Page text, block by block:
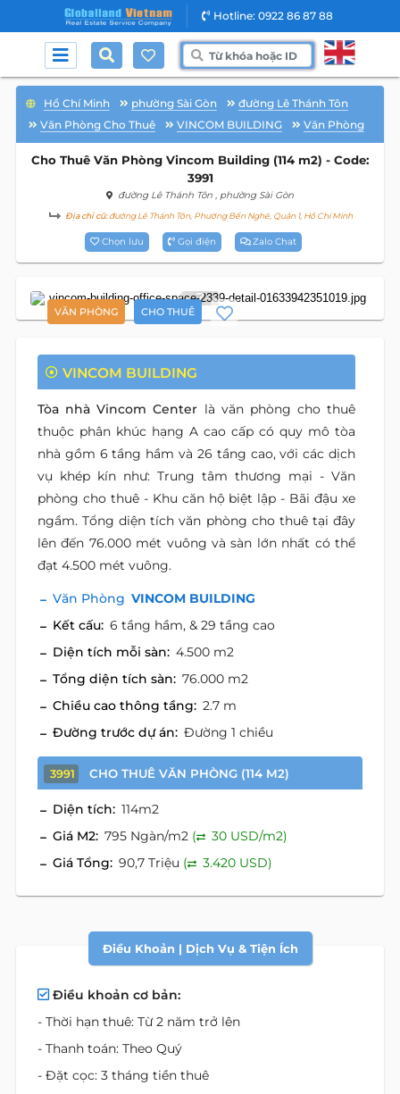
Hotline: 0922 86 87 88
Hồ Chí Minh phường Sài Gòn
đường Lê Thánh Tôn
Văn Phòng Cho Thuê
VINCOM BUILDING Văn Phòng
Cho Thuê Văn Phòng Vincom Building (114 m2) - Code:
3991
đường Lê Thánh Tôn , phường Sài Gòn
Địa chỉ cũ:đường Lê Thánh Tôn, Phường Bến Nghé, Quận 1, Hồ Chí Minh
Chọn lưu Gọi điện Zalo Chat
VĂN PHÒNG CHO THUÊ
7
VINCOM BUILDING
Tòa nhà Vincom Center là văn phòng cho thuê
thuộc phân khúc hạng A cao cấp có quy mô tòa
nhà gồm 6 tầng hầm và 26 tầng cao, với các dịch
vụ khép kín như: Trung tâm thương mại - Văn
phòng cho thuê - Khu căn hộ biệt lập - Bãi đậu xe
ngầm. Tổng diện tích văn phòng cho thuê tại đây
lên đến 76.000 mét vuông và sàn lớn nhất có thể
đạt 4.500 mét vuông.
Văn Phòng VINCOM BUILDING
Kết cấu: 6 tầng hầm, & 29 tầng cao
Diện tích mỗi sàn: 4.500 m2
Tổng diện tích sàn: 76.000 m2
Chiều cao thông tầng: 2.7 m
Đường trước dự án: Đường 1 chiều
3991 CHO THUÊ VĂN PHÒNG (114 M2)
Diện tích: 114m2
Giá M2: 795 Ngàn/m2 (
30 USD/m2)
Giá Tổng: 90,7 Triệu ( 3.420 USD)
Điều Khoản | Dịch Vụ & Tiện Ích
Điều khoản cơ bản:
- Thời hạn thuê: Từ 2 năm trở lên
- Thanh toán: Theo Quý
- Đặt cọc: 3 tháng tiền thuê